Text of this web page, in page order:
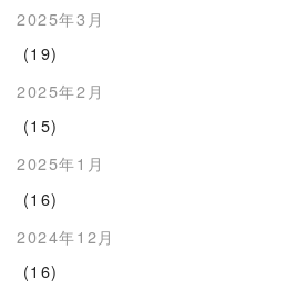
2025年3月
(19)
2025年2月
(15)
2025年1月
(16)
2024年12月
(16)